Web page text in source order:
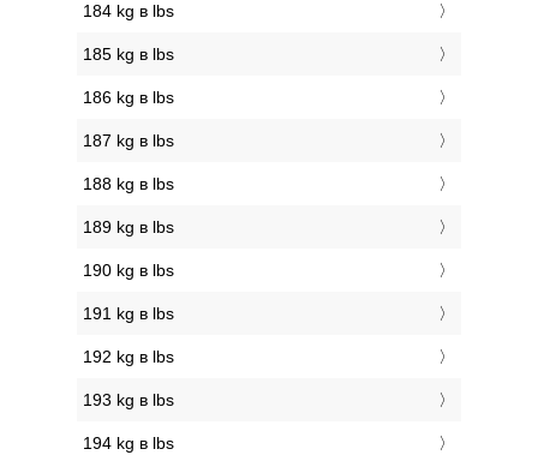
184 kg в lbs
185 kg в lbs
186 kg в lbs
187 kg в lbs
188 kg в lbs
189 kg в lbs
190 kg в lbs
191 kg в lbs
192 kg в lbs
193 kg в lbs
194 kg в lbs